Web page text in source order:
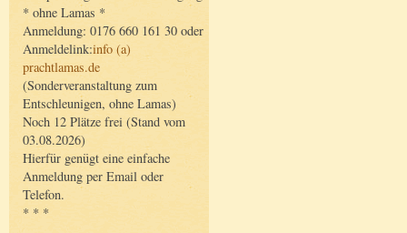
* ohne Lamas *
Anmeldung: 0176 660 161 30 oder
Anmeldelink:info (a)
prachtlamas.de
(Sonderveranstaltung zum
Entschleunigen, ohne Lamas)
Noch 12 Plätze frei (Stand vom
03.08.2026)
Hierfür genügt eine einfache
Anmeldung per Email oder
Telefon.
* * *